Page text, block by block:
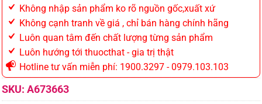
Không nhập sản phẩm ko rõ nguồn gốc,xuất xứ
Không cạnh tranh về giá , chỉ bán hàng chính hãng
Luôn quan tâm đến chất lượng từng sản phẩm
Luôn hướng tới thuocthat - gia trị thật
Hotline tư vấn miễn phí: 1900.3297 - 0979.103.103
SKU: A673663